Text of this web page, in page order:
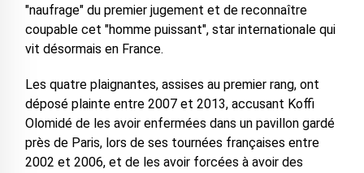
"naufrage" du premier jugement et de reconnaître
coupable cet "homme puissant", star internationale qui
vit désormais en France.
Les quatre plaignantes, assises au premier rang, ont
déposé plainte entre 2007 et 2013, accusant Koffi
Olomidé de les avoir enfermées dans un pavillon gardé
près de Paris, lors de ses tournées françaises entre
2002 et 2006, et de les avoir forcées à avoir des